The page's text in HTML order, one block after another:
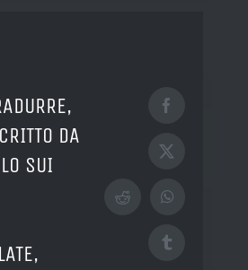
DA
SUI
Facebook
X
RedditWhatsApp
Tumblr